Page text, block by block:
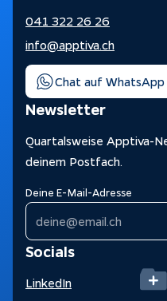
041 322 26 26
info@apptiva.ch
Chat auf WhatsApp
Newsletter
Quartalsweise Apptiva-
deinem Postfach.
Deine E-Mail-Adresse
Socials
LinkedIn